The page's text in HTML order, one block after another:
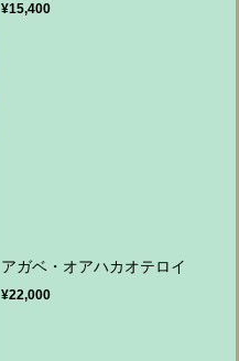
¥15,400
アガベ・オアハカオテロイ
¥22,000